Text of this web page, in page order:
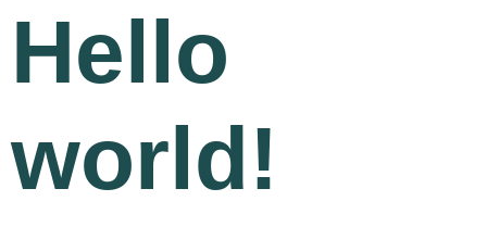
Hello
world!